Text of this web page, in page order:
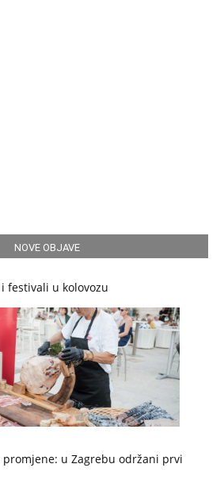
NOVE OBJAVE
festivali u kolovozu
u Zagrebu održani prvi